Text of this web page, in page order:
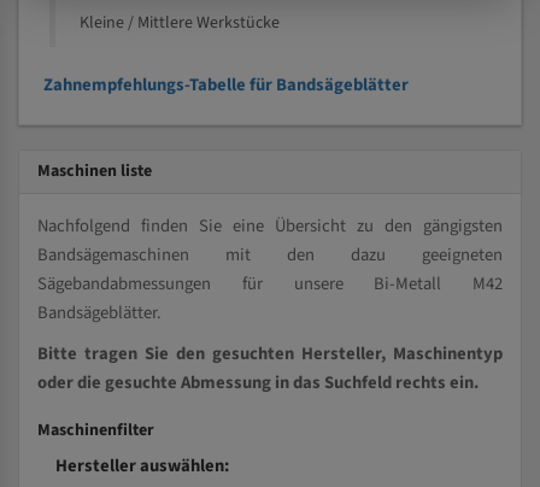
Kleine / Mittlere Werkstücke
Zahnempfehlungs-Tabelle für Bandsägeblätter
Maschinen liste
Nachfolgend finden Sie eine Übersicht zu den gängigsten
Bandsägemaschinen mit den dazu geeigneten
Sägebandabmessungen für unsere Bi-Metall M42
Bandsägeblätter.
Bitte tragen Sie den gesuchten Hersteller, Maschinentyp
oder die gesuchte Abmessung in das Suchfeld rechts ein.
Maschinenfilter
Hersteller auswählen: